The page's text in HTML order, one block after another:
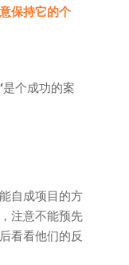
保持它的个
是个成功的案
自成项目的方
注意不能预先
看看他们的反